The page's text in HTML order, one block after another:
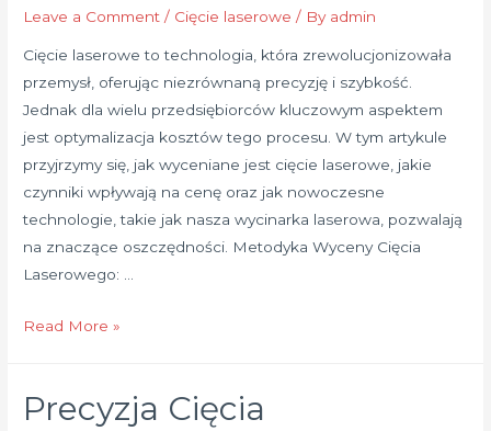
Leave a Comment / Cięcie laserowe / By admin
Cięcie laserowe to technologia, która zrewolucjonizowała
przemysł, oferując niezrównaną precyzję i szybkość.
Jednak dla wielu przedsiębiorców kluczowym aspektem
jest optymalizacja kosztów tego procesu. W tym artykule
przyjrzymy się, jak wyceniane jest cięcie laserowe, jakie
czynniki wpływają na cenę oraz jak nowoczesne
technologie, takie jak nasza wycinarka laserowa, pozwalają
na znaczące oszczędności. Metodyka Wyceny Cięcia
Laserowego: …
Jak
Cięcia
Read More »
Precyzja Cięcia